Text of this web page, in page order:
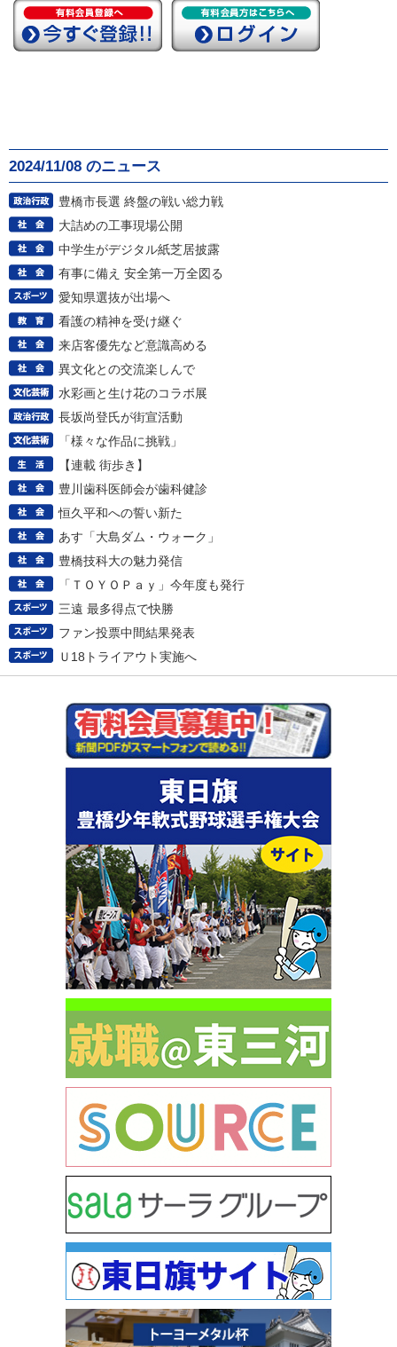
2024/11/08 のニュース
豊橋市長選 終盤の戦い総力戦
大詰めの工事現場公開
中学生がデジタル紙芝居披露
有事に備え 安全第一万全図る
愛知県選抜が出場へ
看護の精神を受け継ぐ
来店客優先など意識高める
異文化との交流楽しんで
水彩画と生け花のコラボ展
長坂尚登氏が街宣活動
「様々な作品に挑戦」
【連載 街歩き】
豊川歯科医師会が歯科健診
恒久平和への誓い新た
あす「大島ダム・ウォーク」
豊橋技科大の魅力発信
「ＴＯＹＯＰａｙ」今年度も発行
三遠 最多得点で快勝
ファン投票中間結果発表
Ｕ18トライアウト実施へ